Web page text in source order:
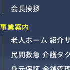
会長挨拶
事業案内
老人ホーム 紹介
民間救急 介護タ